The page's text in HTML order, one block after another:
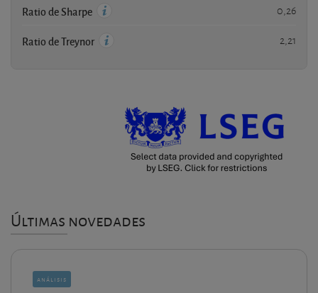
Ratio de Sharpe 0,26
Ratio de Treynor 2,21
Últimas novedades
análisis